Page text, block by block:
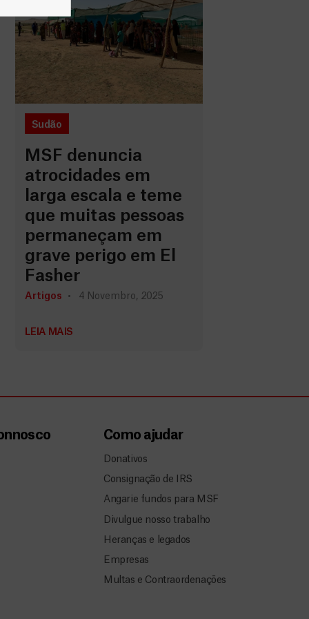
Sudão
MSF denuncia
atrocidades em
larga escala e teme
que muitas pessoas
permaneçam em
grave perigo em El
Fasher
Artigos 4 Novembro, 2025
LEIA MAIS
Como ajudar
Donativos
Consignação de IRS
Angarie fundos para MSF
Divulgue nosso trabalho
Heranças e legados
Empresas
Multas e Contraordenações